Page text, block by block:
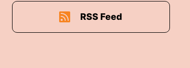
das Ruder rumreisen, hier kannst du
RSS Feed